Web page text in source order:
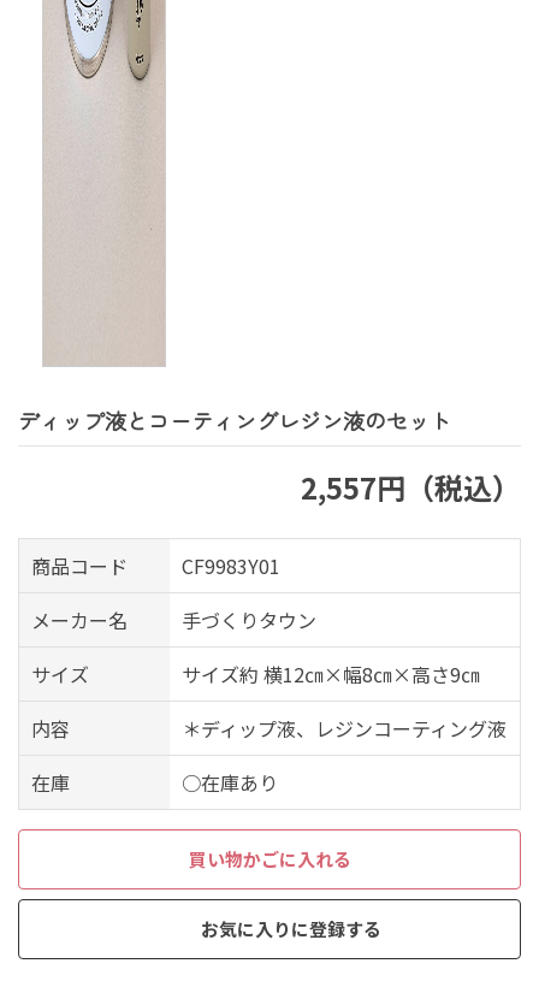
ディップ液とコーティングレジン液のセット
2,557円（税込）
商品コード
CF9983Y01
メーカー名
手づくりタウン
サイズ
サイズ約 横12㎝×幅8㎝×高さ9㎝
内容
＊ディップ液、レジンコーティング液
在庫
○在庫あり
買い物かごに入れる
お気に入りに登録する